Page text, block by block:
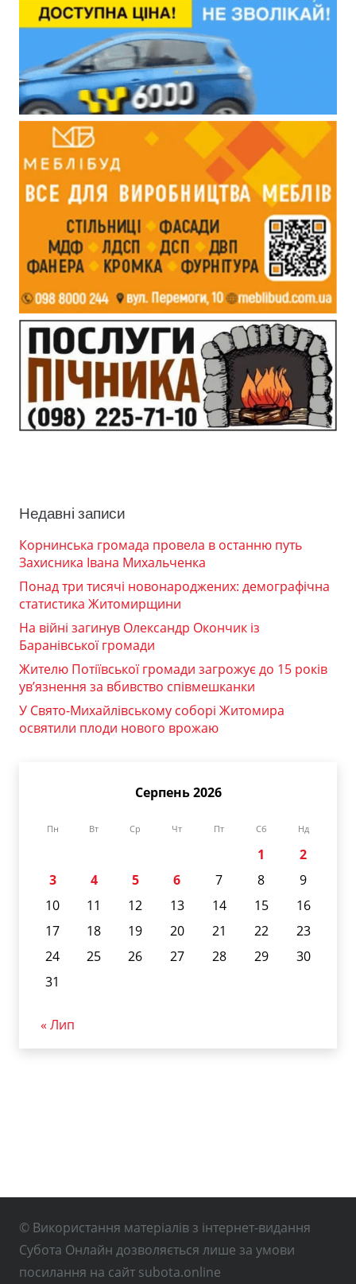
Недавні записи
Корнинська громада провела в останню путь
Захисника Івана Михальченка
Понад три тисячі новонароджених: демографічна
статистика Житомирщини
На війні загинув Олександр Окончик із
Баранівської громади
Жителю Потіївської громади загрожує до 15 років
ув’язнення за вбивство співмешканки
У Свято-Михайлівському соборі Житомира
освятили плоди нового врожаю
Серпень 2026
Пн Вт Ср Чт Пт Сб Нд
1
2
3
4 5 6 7 8
9
10
11 12 13 14 15
16
17
18 19 20 21 22
23
24
25 26 27 28 29
30
31
« Лип
© Використання матеріалів з інтернет-видання
Субота Онлайн дозволяється лише за умови
посилання на сайт subota.online